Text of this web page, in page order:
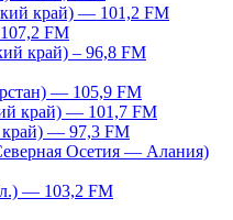
край) — 101,2 FM
FM
край) – 96,8 FM
— 105,9 FM
край) — 101,7 FM
— 97,3 FM
Осетия — Алания)
— 103,2 FM